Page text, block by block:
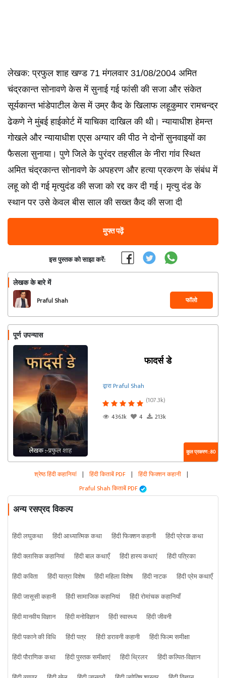
लेखक: प्रफुल शाह खण्ड 71 मंगलवार 31/08/2004 अमित
चंद्रकान्त सोनावणे केस में सुनाई गई फांसी की सजा और संकेत
सूर्यकान्त भांडेपाटील केस में उम्र कैद के खिलाफ लहूकुमार रामचन्द्र
ढेकणे ने मुंबई हाईकोर्ट में याचिका दाखिल की थी। न्यायाधीश हेमन्त
गोखले और न्यायाधीश एएस अग्यार की पीठ ने दोनों सुनवाइयों का
फैसला सुनाया। पुणे जिले के पुरंदर तहसील के नीरा गांव स्थित
अमित चंद्रकान्त सोनावणे के अपहरण और हत्या प्रकरण के संबंध में
लहू को दी गई मृत्युदंड की सजा को रद्द कर दी गई। मृत्यु दंड के
स्थान पर उसे केवल बीस साल की सख्त कैद की सजा दी
मुफ्त पढ़ें
इस पुस्तक को साझा करें:
लेखक के बारे में
Praful Shah फॉलो
पूर्ण उपन्यास
फादर्स डे
द्वारा Praful Shah
(107.3k)
436.1k
4 213k
कुल प्रकरण : 80
श्रेष्ठ हिंदी कहानियां | हिंदी किताबें PDF | हिंदी फिक्शन कहानी |
Praful Shah किताबें PDF
अन्य रसप्रद विकल्प
हिंदी लघुकथा हिंदी आध्यात्मिक कथा हिंदी फिक्शन कहानी
हिंदी प्रेरक कथा
हिंदी क्लासिक कहानियां
हिंदी बाल कथाएँ हिंदी हास्य कथाएं
हिंदी पत्रिका
हिंदी कविता
हिंदी यात्रा विशेष हिंदी महिला विशेष हिंदी नाटक
हिंदी प्रेम कथाएँ
हिंदी जासूसी कहानी
हिंदी सामाजिक कहानियां
हिंदी रोमांचक कहानियाँ
हिंदी मानवीय विज्ञान
हिंदी मनोविज्ञान हिंदी स्वास्थ्य
हिंदी जीवनी
हिंदी पकाने की विधि
हिंदी पत्र हिंदी डरावनी कहानी
हिंदी फिल्म समीक्षा
हिंदी पौराणिक कथा
हिंदी पुस्तक समीक्षाएं हिंदी थ्रिलर
हिंदी कल्पित-विज्ञान